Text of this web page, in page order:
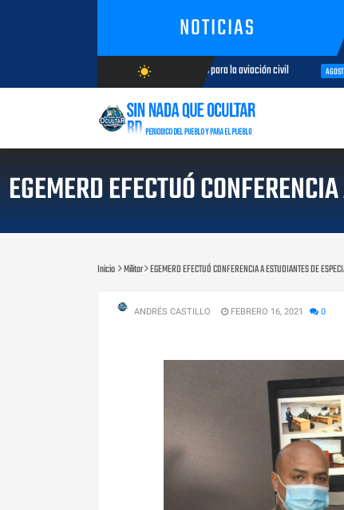
NOTICIAS
wb_sunny
AGOSTO/7/2026
de aeronaves analizan temas de interés para la aviación civil AGOSTO 05, 2026
EGEMERD EFECTUÓ
Inicio Militar EGEMERD EFECTUÓ CONFERENCIA A ESTUDIANTES DE
ANDRÉS CASTILLO FEBRERO 16, 2021 0